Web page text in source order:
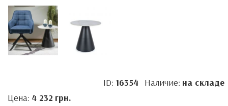
ID: 16354Наличие: на складе
Цена: 4 232 грн.